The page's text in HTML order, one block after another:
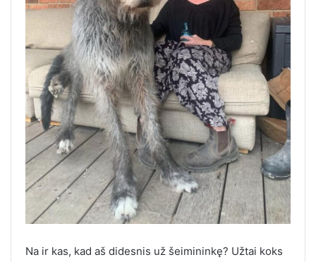
Na ir kas, kad aš didesnis už šeimininkę? Užtai koks